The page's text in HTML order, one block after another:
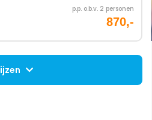
p.p. o.b.v. 2 personen
870,-